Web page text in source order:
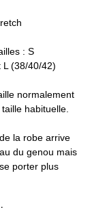
: S
(38/40/42)
normalement
habituelle.
la robe arrive
du genou mais
porter plus